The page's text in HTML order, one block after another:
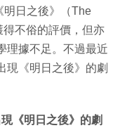
明日之後》（The
得不俗的評價，但亦
理據不足。不過最近
現《明日之後》的劇
《明日之後》的劇